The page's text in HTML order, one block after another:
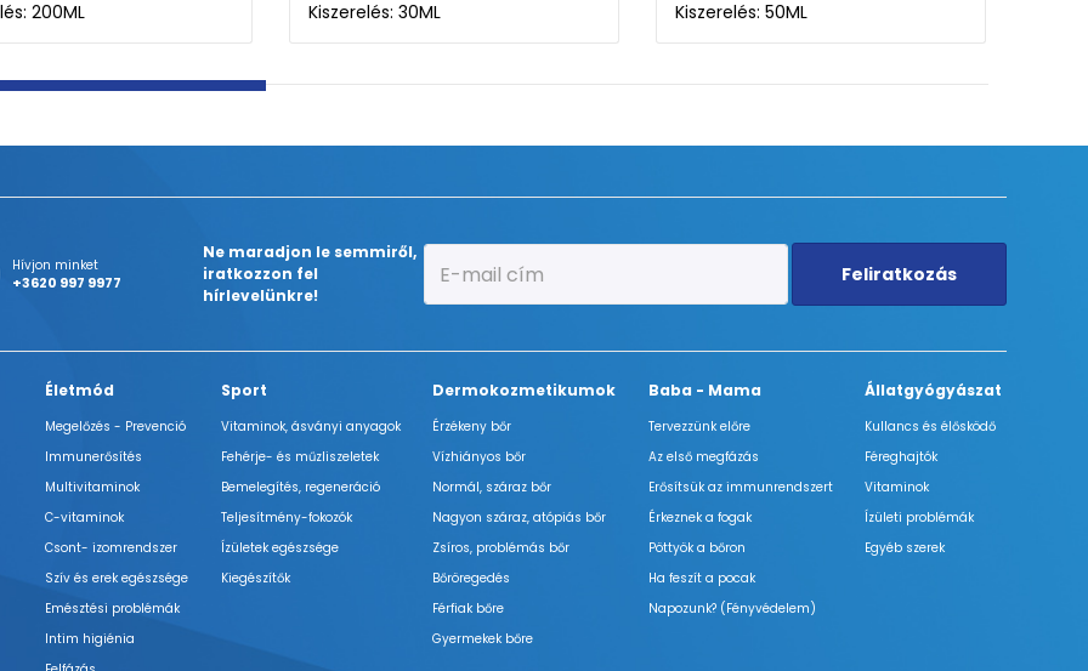
Kiszerelés: 50ML
Hívjon minket
+3620 997 9977
Ne maradjon le semmiről,
iratkozzon fel
hírlevelünkre!
Feliratkozás
Életmód
Megelőzés - Prevenció
Immunerősítés
Multivitaminok
C-vitaminok
Csont- izomrendszer
Szív és erek egészsége
Emésztési problémák
Intim higiénia
Sport
Vitaminok, ásványi anyagok
Fehérje- és műzliszeletek
Bemelegítés, regeneráció
Teljesítmény-fokozók
Ízületek egészsége
Kiegészítők
Dermokozmetikumok
Érzékeny bőr
Vízhiányos bőr
Normál, száraz bőr
Nagyon száraz, atópiás bőr
Zsíros, problémás bőr
Bőröregedés
Férfiak bőre
Gyermekek bőre
Baba - Mama
Tervezzünk előre
Az első megfázás
Erősítsük az immunrendszert
Érkeznek a fogak
Pöttyök a bőron
Ha feszít a pocak
Napozunk? (Fényvédelem)
Állatgyógyászat
Kullancs és élősködő
Féreghajtók
Vitaminok
Ízületi problémák
Egyéb szerek